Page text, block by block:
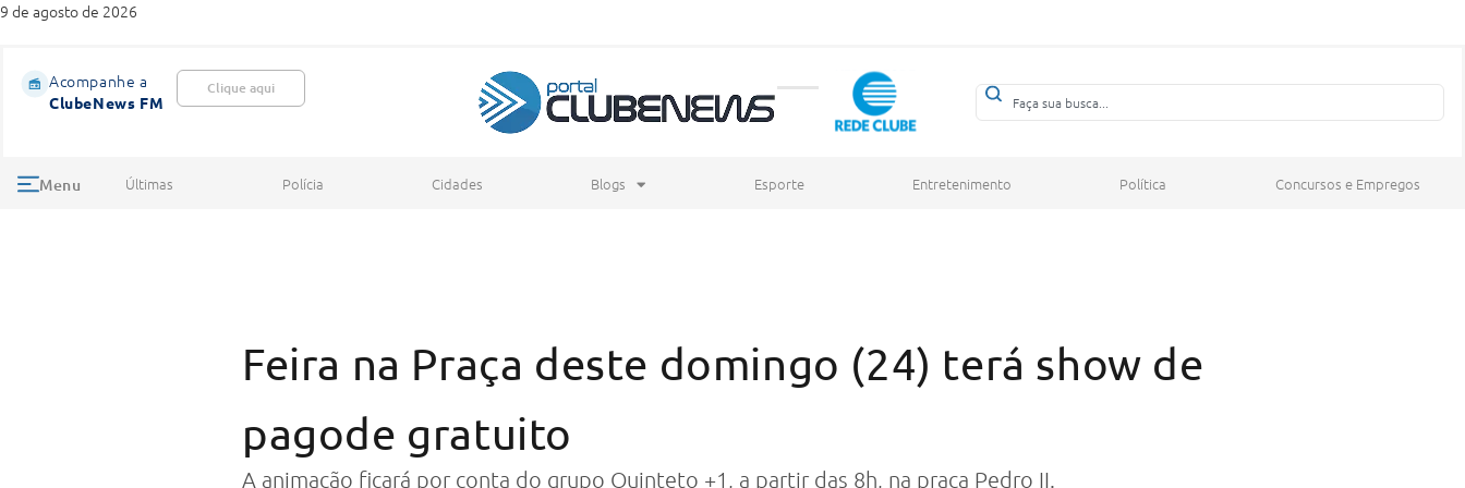
9 de agosto de 2026
Acompanhe a
ClubeNews FM
Clique aqui
Menu Últimas Polícia Cidades Blogs Esporte Entretenimento Política Concursos e Empregos
Feira na Praça deste domingo (24) terá show de
pagode gratuito
A animação ficará por conta do grupo Quinteto +1, a partir das 8h, na praça Pedro II.